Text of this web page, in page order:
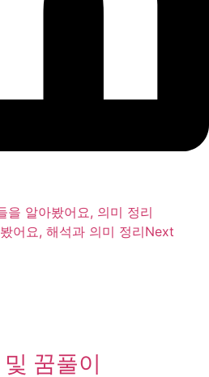
을 알아봤어요, 의미 정리
어요, 해석과 의미 정리Next
꿈풀이